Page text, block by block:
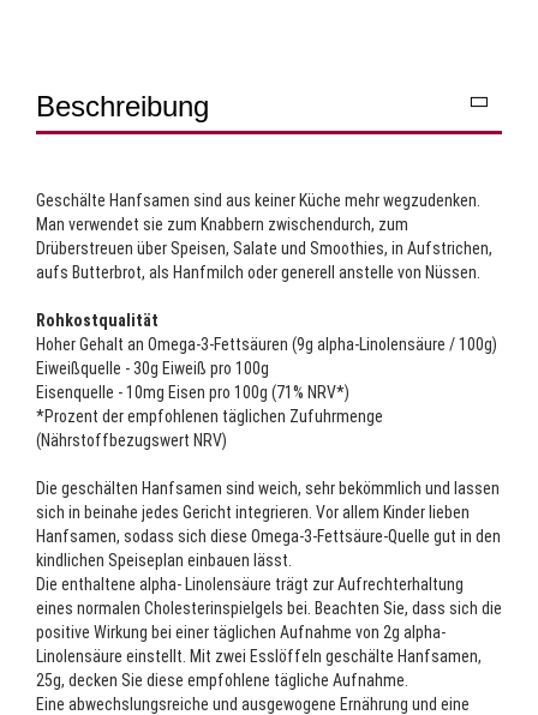
Beschreibung
Geschälte Hanfsamen sind aus keiner Küche mehr wegzudenken.
Man verwendet sie zum Knabbern zwischendurch, zum
Drüberstreuen über Speisen, Salate und Smoothies, in Aufstrichen,
aufs Butterbrot, als Hanfmilch oder generell anstelle von Nüssen.
Rohkostqualität
Hoher Gehalt an Omega-3-Fettsäuren (9g alpha-Linolensäure / 100g)
Eiweißquelle - 30g Eiweiß pro 100g
Eisenquelle - 10mg Eisen pro 100g (71% NRV*)
*Prozent der empfohlenen täglichen Zufuhrmenge
(Nährstoffbezugswert NRV)
Die geschälten Hanfsamen sind weich, sehr bekömmlich und lassen
sich in beinahe jedes Gericht integrieren. Vor allem Kinder lieben
Hanfsamen, sodass sich diese Omega-3-Fettsäure-Quelle gut in den
kindlichen Speiseplan einbauen lässt.
Die enthaltene alpha- Linolensäure trägt zur Aufrechterhaltung
eines normalen Cholesterinspielgels bei. Beachten Sie, dass sich die
positive Wirkung bei einer täglichen Aufnahme von 2g alpha-
Linolensäure einstellt. Mit zwei Esslöffeln geschälte Hanfsamen,
25g, decken Sie diese empfohlene tägliche Aufnahme.
Eine abwechslungsreiche und ausgewogene Ernährung und eine